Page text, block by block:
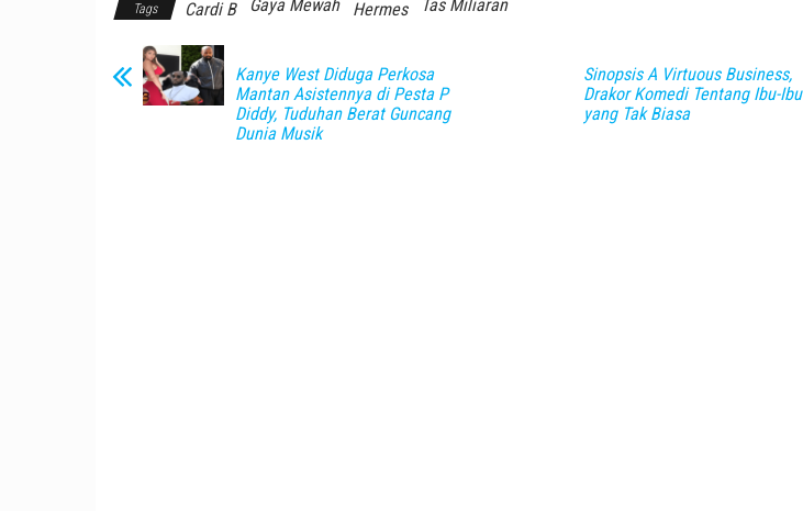
Tags Cardi B Gaya Mewah Hermes Tas Miliaran
Kanye West Diduga Perkosa
Mantan Asistennya di Pesta P
Diddy, Tuduhan Berat Guncang
Dunia Musik
Sinopsis A Virtuous Business,
Drakor Komedi Tentang Ibu-Ibu
yang Tak Biasa